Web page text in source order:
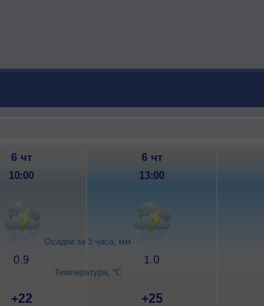
Осадки за 3 часа, мм
Температура, °C
6 чт 6 чт
10:00 13:00
0.9 1.0
+22 +25